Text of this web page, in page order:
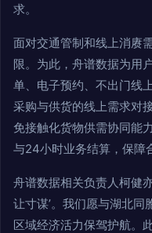
求。
面对交通管制和线上消赓
限。为此，舟谱数据为用
单、电子预约、不出门线
采购与供货的线上需求对
免接触化货物供需协同能
与24小时业务结算，保障
舟谱数据相关负责人柯健
让寸谋’。我们愿与湖北
区域经济活力保驾护航。